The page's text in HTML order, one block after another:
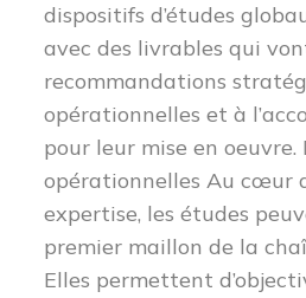
dispositifs d’études
avec des livrables qui
recommandations
opérationnelles et à
pour leur mise en oeuvre.
opérationnelles Au cœur
expertise, les études
premier maillon de la
Elles permettent